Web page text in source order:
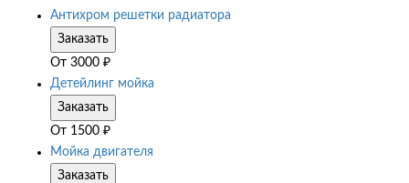
Антихром решетки радиатора
Заказать
От 3000 ₽
Детейлинг мойка
Заказать
От 1500 ₽
Мойка двигателя
Заказать